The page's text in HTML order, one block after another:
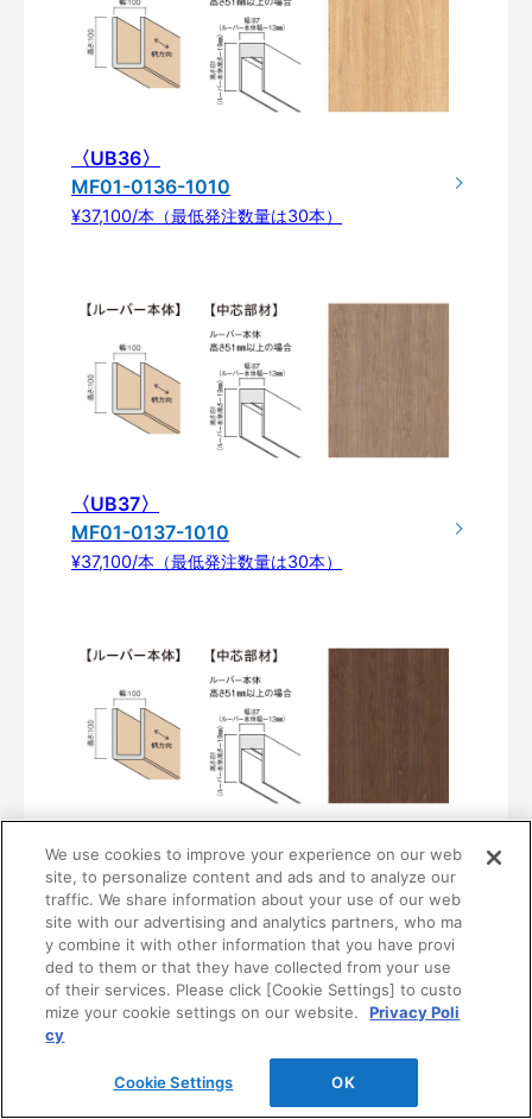
〈UB36〉
MF01-0136-1010
¥37,100/本（最低発注数量は30本）
〈UB37〉
MF01-0137-1010
¥37,100/本（最低発注数量は30本）
〈UB38〉
MF01-0138-1010
¥37,100/本（最低発注数量は30本）
We use cookies to improve your experience on our web
site, to personalize content and ads and to analyze our
traffic. We share information about your use of our web
site with our advertising and analytics partners, who ma
y combine it with other information that you have provi
ded to them or that they have collected from your use
of their services. Please click [Cookie Settings] to custo
mize your cookie settings on our website.
Privacy Poli
cy
Cookie Settings OK